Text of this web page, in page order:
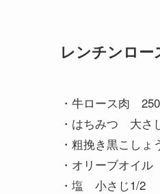
レンチンロ
・牛ロース肉
・はちみつ 大さ
・粗挽き黒こし
・オリーブオイ
・塩 小さじ1/2